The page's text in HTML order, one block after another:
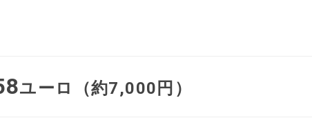
ユーロ（約7,000円）